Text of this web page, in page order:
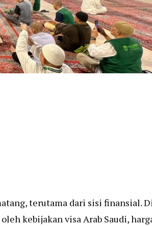
terutama dari sisi finansial.
kebijakan visa Arab Saudi,